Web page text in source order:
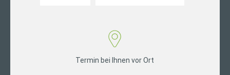
Termin bei Ihnen vor Ort